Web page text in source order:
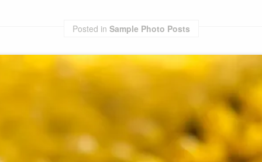
Posted in Sample Photo Posts